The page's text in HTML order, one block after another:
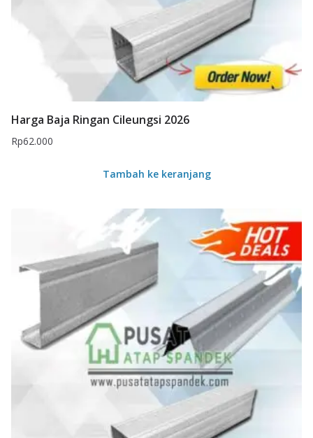
Harga Baja Ringan Cileungsi 2026
Rp62.000
Tambah ke keranjang